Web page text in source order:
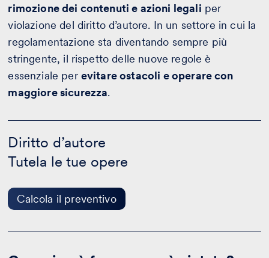
rimozione dei contenuti e azioni legali per
violazione del diritto d’autore. In un settore in cui la
regolamentazione sta diventando sempre più
stringente, il rispetto delle nuove regole è
essenziale per evitare ostacoli e operare con
maggiore sicurezza.
Diritto d’autore
Tutela le tue opere
Calcola il preventivo
d’autore
-
Calcola